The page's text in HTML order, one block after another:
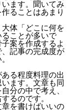
ます。聞いてみ
ることはあまり
大体「どこに何を
ことが多いで
案を作成するよ
記事の完成度が
る程度料理の出
ます。文章も同
分の中で考え、
るのです。
を書けばいいの